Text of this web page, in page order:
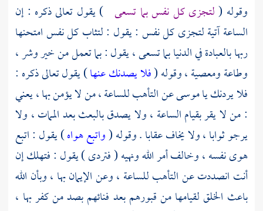
وقوله (لتجزى كل نفس بما تسعى ) يقول تعالى ذكره : إن
الساعة آتية لتجزى كل نفس : يقول : لتثاب كل نفس امتحنها
ربها بالعبادة في الدنيا بما تسعى ، يقول : بما تعمل من خير وشر ،
وطاعة ومعصية ، وقوله (فلا يصدنك عنها) يقول تعالى ذكره :
فلا يردنك ياموسىعن التأهب للساعة ، من لا يؤمن بها ، يعني
: من لا يقر بقيام الساعة ، ولا يصدق بالبعث بعد الممات ، ولا
يرجو ثوابا ، ولا يخاف عقابا . وقوله (واتبع هواه) يقول : اتبع
هوى نفسه ، وخالف أمر الله ونهيه ( فتردى ) يقول : فتهلك إن
أنت انصددت عن التأهب للساعة ، وعن الإيمان بها ، وبأن الله
باعث الخلق لقيامها من قبورهم بعد فنائهم بصد من كفر بها ،